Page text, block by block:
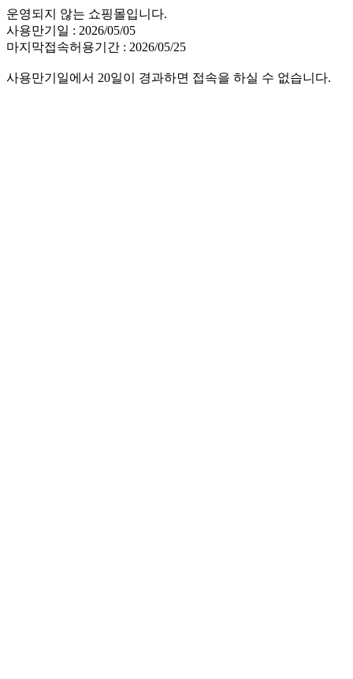
운영되지 않는 쇼핑몰입니다.
사용만기일 : 2026/05/05
마지막접속허용기간 : 2026/05/25
사용만기일에서 20일이 경과하면 접속을 하실 수 없습니다.